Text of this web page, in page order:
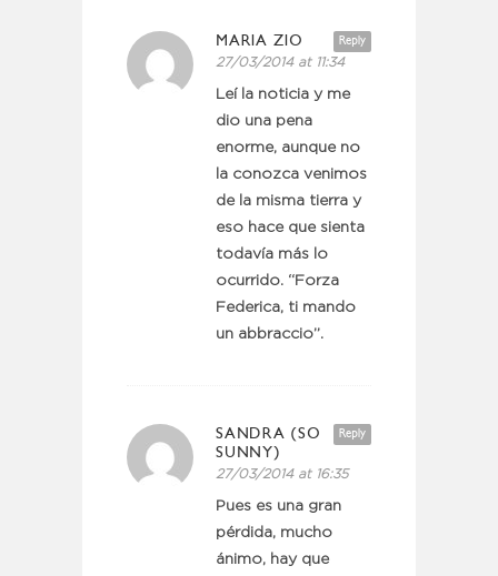
Reply
MARIA ZIO
27/03/2014 at 11:34
Leí la noticia y me
dio una pena
enorme, aunque no
la conozca venimos
de la misma tierra y
eso hace que sienta
todavía más lo
ocurrido. “Forza
Federica, ti mando
un abbraccio”.
Reply
SANDRA (SO
SUNNY)
27/03/2014 at 16:35
Pues es una gran
pérdida, mucho
ánimo, hay que